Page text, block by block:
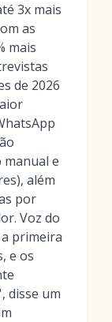
3x mais
as
mais
de 2026
manual e
além
por
Voz do
primeira
e os
disse um